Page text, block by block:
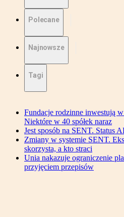
Polecane
Najnowsze
Tagi
Fundacje rodzinne inwestują
Niektóre w 40 spółek naraz
Jest sposób na SENT. Status
Zmiany w systemie SENT.
skorzysta, a kto straci
Unia nakazuje ograniczenie
przyjęciem przepisów